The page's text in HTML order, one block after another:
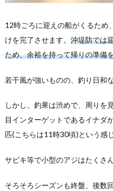
12時ごろに迎えの船がくるため
けを完了させます。 沖堤防では
ため、余裕を持って帰りの準備
若干風が強いものの、釣り日和
しかし、釣果は渋めで、周りを
目インターゲットであるイナダ
匹(こちらは11時30頃)という感
サビキ等で小型のアジはたくさ
そろそろシーズンも終盤、後数